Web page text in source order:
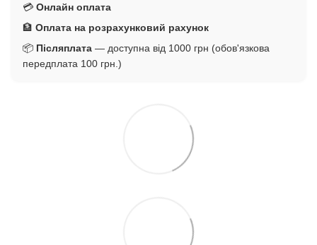
💳 Онлайн оплата
🏦 Оплата на розрахунковий рахунок
📦 Післяплата — доступна від 1000 грн (обов'язкова
передплата 100 грн.)